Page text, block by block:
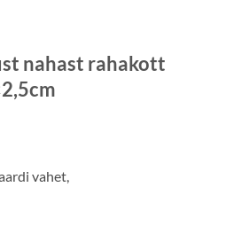
nahast rahakott
vahet,